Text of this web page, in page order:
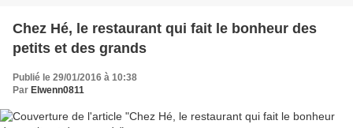
Chez Hé, le restaurant qui fait le bonheur des
petits et des grands
Publié le 29/01/2016 à 10:38
Par Elwenn0811